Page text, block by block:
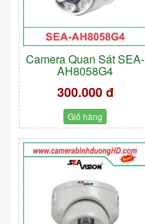
Camera Quan Sát SEA-
AH8058G4
300.000 đ
Giỏ hàng